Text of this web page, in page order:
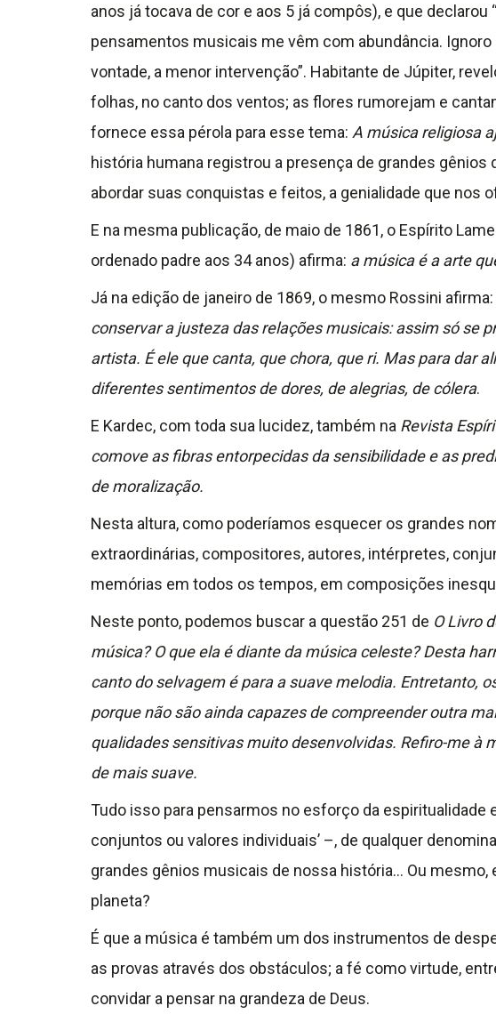
anos já tocava de cor e aos 5 já compôs), e que
pensamentos musicais me vêm com abundância.
vontade, a menor intervenção”. Habitante de Júpiter,
folhas, no canto dos ventos; as flores rumorejam e
fornece essa pérola para esse tema: A música religiosa
história humana registrou a presença de grandes
abordar suas conquistas e feitos, a genialidade que nos
E na mesma publicação, de maio de 1861, o Espírito
ordenado padre aos 34 anos) afirma: a música é a arte
Já na edição de janeiro de 1869, o mesmo Rossini afirma:
conservar a justeza das relações musicais: assim só se
artista. É ele que canta, que chora, que ri. Mas para dar
diferentes sentimentos de dores, de alegrias, de cólera.
E Kardec, com toda sua lucidez, também na Revista
comove as fibras entorpecidas da sensibilidade e as
de moralização.
Nesta altura, como poderíamos esquecer os grandes
extraordinárias, compositores, autores, intérpretes,
memórias em todos os tempos, em composições
Neste ponto, podemos buscar a questão 251 de O Livro
música? O que ela é diante da música celeste? Desta
canto do selvagem é para a suave melodia. Entretanto,
porque não são ainda capazes de compreender outra
qualidades sensitivas muito desenvolvidas. Refiro-me à
de mais suave.
Tudo isso para pensarmos no esforço da
conjuntos ou valores individuais’ –, de qualquer
grandes gênios musicais de nossa história… Ou
planeta?
É que a música é também um dos instrumentos de
as provas através dos obstáculos; a fé como virtude,
convidar a pensar na grandeza de Deus.